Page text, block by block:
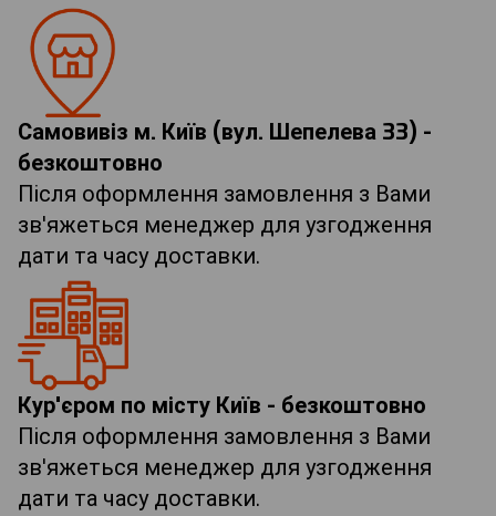
Самовивіз м. Київ (вул. Шепелева 33) -
безкоштовно
Після оформлення замовлення з Вами
зв'яжеться менеджер для узгодження
дати та часу доставки.
Кур'єром по місту Київ - безкоштовно
Після оформлення замовлення з Вами
зв'яжеться менеджер для узгодження
дати та часу доставки.